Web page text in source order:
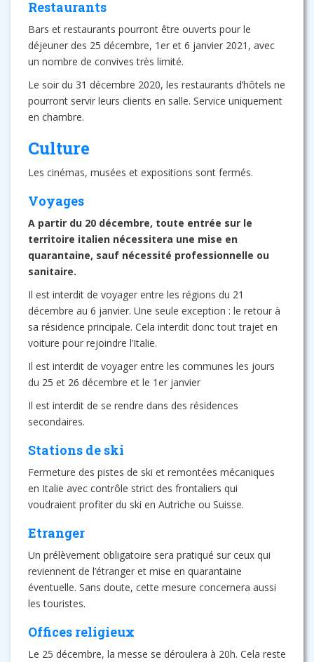
Restaurants
Bars et restaurants pourront être ouverts pour le
déjeuner des 25 décembre, 1er et 6 janvier 2021, avec
un nombre de convives très limité.
Le soir du 31 décembre 2020, les restaurants d’hôtels ne
pourront servir leurs clients en salle. Service uniquement
en chambre.
Culture
Les cinémas, musées et expositions sont fermés.
Voyages
A partir du 20 décembre, toute entrée sur le
territoire italien nécessitera une mise en
quarantaine, sauf nécessité professionnelle ou
sanitaire.
Il est interdit de voyager entre les régions du 21
décembre au 6 janvier. Une seule exception : le retour à
sa résidence principale. Cela interdit donc tout trajet en
voiture pour rejoindre l’Italie.
Il est interdit de voyager entre les communes les jours
du 25 et 26 décembre et le 1er janvier
Il est interdit de se rendre dans des résidences
secondaires.
Stations de ski
Fermeture des pistes de ski et remontées mécaniques
en Italie avec contrôle strict des frontaliers qui
voudraient profiter du ski en Autriche ou Suisse.
Etranger
Un prélèvement obligatoire sera pratiqué sur ceux qui
reviennent de l’étranger et mise en quarantaine
éventuelle. Sans doute, cette mesure concernera aussi
les touristes.
Offices religieux
Le 25 décembre, la messe se déroulera à 20h. Cela reste